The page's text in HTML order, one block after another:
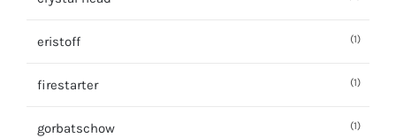
eristoff (1)
firestarter (1)
gorbatschow (1)